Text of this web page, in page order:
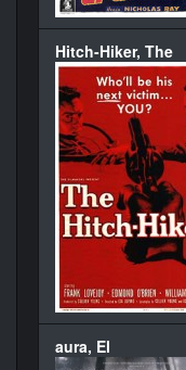
Hitch-Hiker, The
aura, El